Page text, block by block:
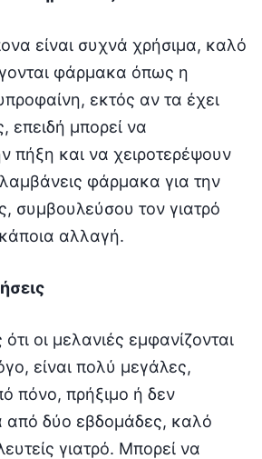
είναι συχνά χρήσιμα, καλό
φάρμακα όπως η
εκτός αν τα έχει
επειδή μπορεί να
πήξη και να χειροτερέψουν
φάρμακα για την
συμβουλεύσου τον γιατρό
αλλαγή.
οι μελανιές εμφανίζονται
είναι πολύ μεγάλες,
πόνο, πρήξιμο ή δεν
από δύο εβδομάδες, καλό
γιατρό. Μπορεί να